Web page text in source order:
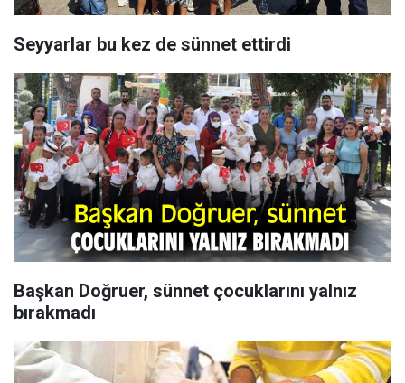
Seyyarlar bu kez de sünnet ettirdi
Başkan Doğruer, sünnet çocuklarını yalnız
bırakmadı